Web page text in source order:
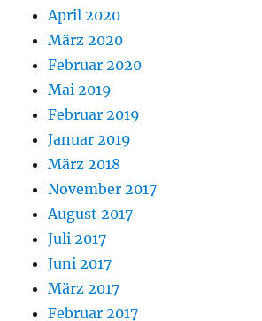
April 2020
März 2020
Februar 2020
Mai 2019
Februar 2019
Januar 2019
März 2018
November 2017
August 2017
Juli 2017
Juni 2017
März 2017
Februar 2017